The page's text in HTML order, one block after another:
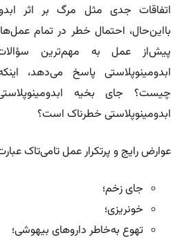
اتفاقات جدی مثل مرگ بر اثر
با‌این‌حال، احتمال خطر در تمام
پیش‌از عمل به مهم‌ترین
ابدومینوپلاستی پاسخ می‌دهد،
چیست؟ جای بخیه
ابدومینوپلاستی خطرناک است؟
عوارض رایج و پرتکرار عمل تامی‌تاک
جای زخم؛
خونریزی؛
تهوع به‌خاطر داروهای بیهوشی؛